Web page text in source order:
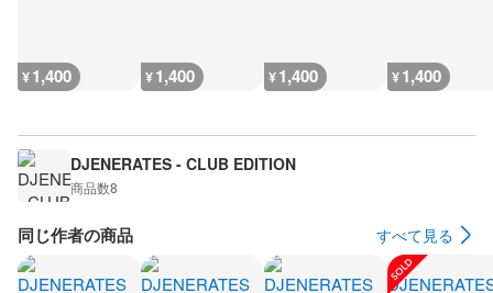
¥1,400 ¥1,400 ¥1,400 ¥1,400
DJENERATES - CLUB EDITION
商品数8
同じ作者の商品 すべて見る